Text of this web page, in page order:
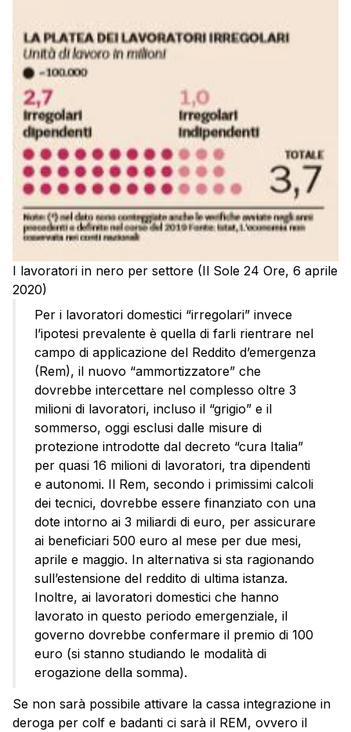
I lavoratori in nero per settore (Il Sole 24 Ore, 6 aprile
2020)
Per i lavoratori domestici “irregolari” invece
l’ipotesi prevalente è quella di farli rientrare nel
campo di applicazione del Reddito d’emergenza
(Rem), il nuovo “ammortizzatore” che
dovrebbe intercettare nel complesso oltre 3
milioni di lavoratori, incluso il “grigio” e il
sommerso, oggi esclusi dalle misure di
protezione introdotte dal decreto “cura Italia”
per quasi 16 milioni di lavoratori, tra dipendenti
e autonomi. Il Rem, secondo i primissimi calcoli
dei tecnici, dovrebbe essere finanziato con una
dote intorno ai 3 miliardi di euro, per assicurare
ai beneficiari 500 euro al mese per due mesi,
aprile e maggio. In alternativa si sta ragionando
sull’estensione del reddito di ultima istanza.
Inoltre, ai lavoratori domestici che hanno
lavorato in questo periodo emergenziale, il
governo dovrebbe confermare il premio di 100
euro (si stanno studiando le modalità di
erogazione della somma).
Se non sarà possibile attivare la cassa integrazione in
deroga per colf e badanti ci sarà il REM, ovvero il